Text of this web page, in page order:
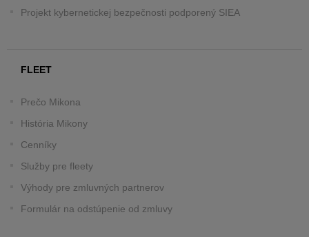
Projekt kybernetickej bezpečnosti podporený SIEA
FLEET
Prečo Mikona
História Mikony
Cenníky
Služby pre fleety
Výhody pre zmluvných partnerov
Formulár na odstúpenie od zmluvy